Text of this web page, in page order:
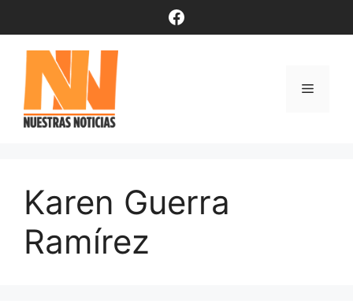
contenido
Facebook
Menú
Karen Guerra
Ramírez